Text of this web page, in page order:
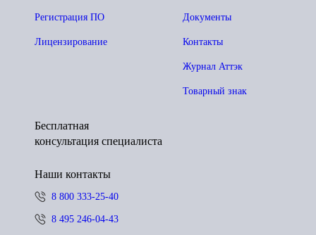
Документы
Контакты
Журнал Аттэк
Товарный знак
Регистрация ПО
Лицензирование
Бесплатная
консультация специалиста
Наши контакты
8 800 333-25-40
8 495 246-04-43